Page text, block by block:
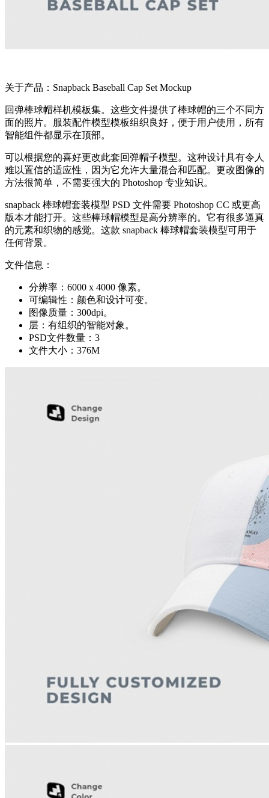
关于产品：Snapback Baseball Cap Set Mockup
回弹棒球帽样机模板集。这些文件提供了棒球帽的三个不同方
面的照片。服装配件模型模板组织良好，便于用户使用，所有
智能组件都显示在顶部。
可以根据您的喜好更改此套回弹帽子模型。这种设计具有令人
难以置信的适应性，因为它允许大量混合和匹配。更改图像的
方法很简单，不需要强大的 Photoshop 专业知识。
snapback 棒球帽套装模型 PSD 文件需要 Photoshop CC 或更高
版本才能打开。这些棒球帽模型是高分辨率的。它有很多逼真
的元素和织物的感觉。这款 snapback 棒球帽套装模型可用于
任何背景。
文件信息：
分辨率：6000 x 4000 像素。
可编辑性：颜色和设计可变。
图像质量：300dpi。
层：有组织的智能对象。
PSD文件数量：3
文件大小：376M